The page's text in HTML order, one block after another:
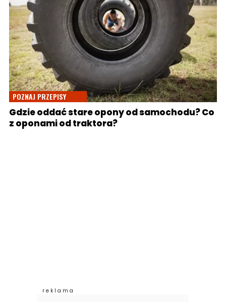
POZNAJ PRZEPISY
Gdzie oddać stare opony od samochodu? Co
z oponami od traktora?